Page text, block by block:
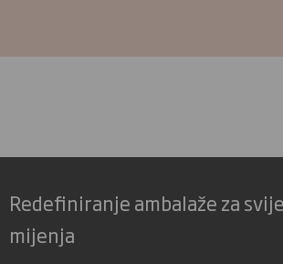
Redefiniranje ambalaže za
mijenja